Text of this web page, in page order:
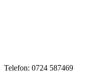
Telefon: 0724 587469